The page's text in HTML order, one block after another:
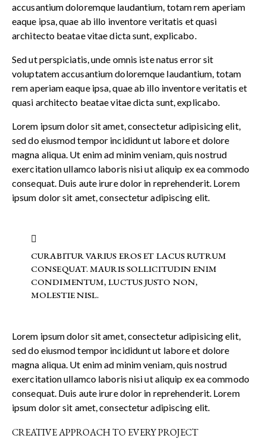
accusantium doloremque laudantium, totam rem aperiam
eaque ipsa, quae ab illo inventore veritatis et quasi
architecto beatae vitae dicta sunt, explicabo.
Sed ut perspiciatis, unde omnis iste natus error sit
voluptatem accusantium doloremque laudantium, totam
rem aperiam eaque ipsa, quae ab illo inventore veritatis et
quasi architecto beatae vitae dicta sunt, explicabo.
Lorem ipsum dolor sit amet, consectetur adipisicing elit,
sed do eiusmod tempor incididunt ut labore et dolore
magna aliqua. Ut enim ad minim veniam, quis nostrud
exercitation ullamco laboris nisi ut aliquip ex ea commodo
consequat. Duis aute irure dolor in reprehenderit. Lorem
ipsum dolor sit amet, consectetur adipiscing elit.
CURABITUR VARIUS EROS ET LACUS RUTRUM
CONSEQUAT. MAURIS SOLLICITUDIN ENIM
CONDIMENTUM, LUCTUS JUSTO NON,
MOLESTIE NISL.
Lorem ipsum dolor sit amet, consectetur adipisicing elit,
sed do eiusmod tempor incididunt ut labore et dolore
magna aliqua. Ut enim ad minim veniam, quis nostrud
exercitation ullamco laboris nisi ut aliquip ex ea commodo
consequat. Duis aute irure dolor in reprehenderit. Lorem
ipsum dolor sit amet, consectetur adipiscing elit.
CREATIVE APPROACH TO EVERY PROJECT